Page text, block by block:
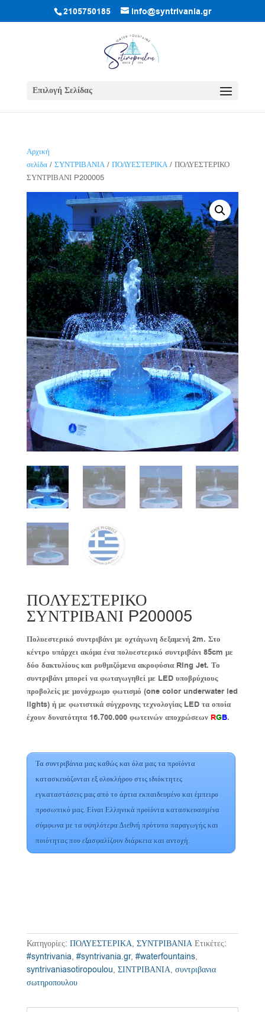
2105750185 info@syntrivania.gr
Επιλογή Σελίδας
Αρχική
σελίδα/ ΣΥΝΤΡΙΒΑΝΙΑ/ ΠΟΛΥΕΣΤΕΡΙΚΑ/ ΠΟΛΥΕΣΤΕΡΙΚΟ
ΣΥΝΤΡΙΒΑΝΙ P200005
ΠΟΛΥΕΣΤΕΡΙΚΟ
ΣΥΝΤΡΙΒΑΝΙ P200005
Πολυεστερικό συντριβάνι με οχτάγωνη δεξαμενή 2m. Στο
κέντρο υπάρχει ακόμα ένα πολυεστερικό συντριβάνι 85cm με
δύο δακτυλίους και ρυθμιζόμενα ακροφύσια Ring Jet. Το
συντριβάνι μπορεί να φωταγωγηθεί με LED υποβρύχιους
προβολείς με μονόχρωμο φωτισμό (one color underwater led
lights) ή με φωτιστικά σύγχρονης τεχνολογίας LED τα οποία
έχουν δυνατότητα 16.700.000 φωτεινών αποχρώσεων RGB.
Τα συντριβάνια μας καθώς και όλα μας τα προϊόντα
κατασκευάζονται εξ ολοκλήρου στις ιδιόκτητες
εγκαταστάσεις μας από το άρτια εκπαιδευμένο και έμπειρο
προσωπικό μας. Είναι Ελληνικά προϊόντα κατασκευασμένα
σύμφωνα με τα υψηλότερα Διεθνή πρότυπα παραγωγής και
ποιότητας που εξασφαλίζουν διάρκεια και αντοχή.
Κατηγορίες: ΠΟΛΥΕΣΤΕΡΙΚΑ, ΣΥΝΤΡΙΒΑΝΙΑ Ετικέτες:
#syntrivania, #syntrivania.gr, #waterfountains,
syntrivaniasotiropoulou, ΣΙΝΤΡΙΒΑΝΙΑ, συντριβανια
σωτηροπουλου